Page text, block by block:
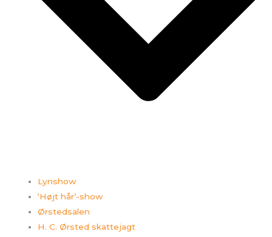
Lynshow
‘Højt hår’-show
Ørstedsalen
H. C. Ørsted skattejagt